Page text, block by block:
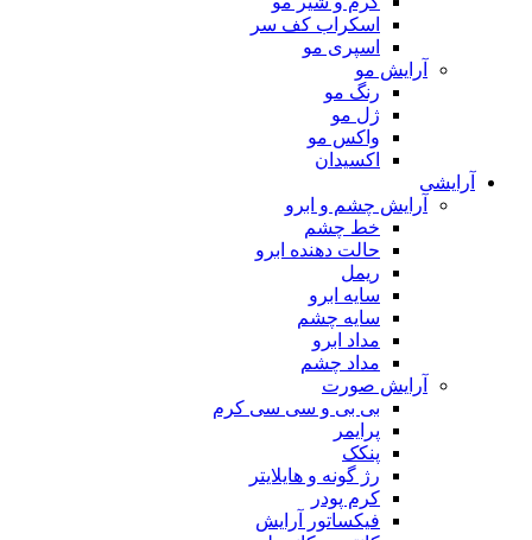
اسکراب کف سر
اسپری مو
آرایش مو
رنگ مو
ژل مو
واکس مو
اکسیدان
آرایشی
آرایش چشم و ابرو
خط چشم
حالت دهنده ابرو
ریمل
سایه ابرو
سایه چشم
مداد ابرو
مداد چشم
آرایش صورت
بی بی و سی سی کرم
پرایمر
پنکک
رژ گونه و هایلایتر
کرم پودر
فیکساتور آرایش